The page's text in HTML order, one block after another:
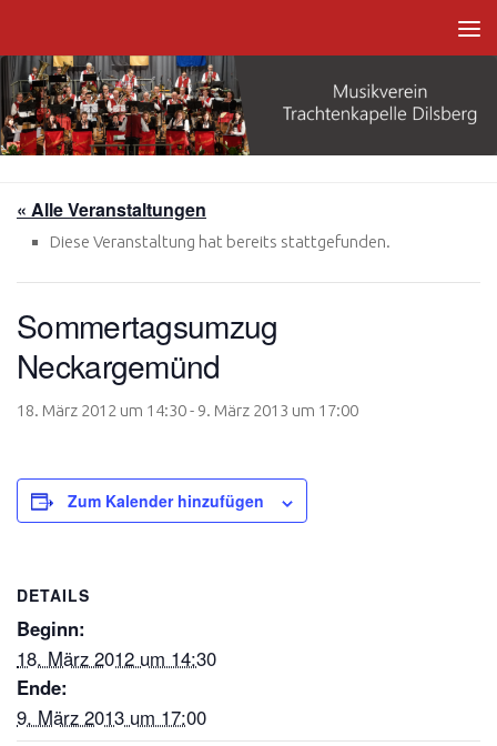
« Alle Veranstaltungen
Diese Veranstaltung hat bereits stattgefunden.
Sommertagsumzug
Neckargemünd
18. März 2012 um 14:30- 9. März 2013 um 17:00
Zum Kalender hinzufügen
DETAILS
Beginn:
18. März 2012 um 14:30
Ende:
9. März 2013 um 17:00